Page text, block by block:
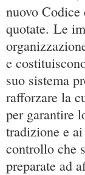
nuovo
quotate. Le
e
suo sistema
rafforzare la
per garantire
tradizione e
controllo che
preparate ad